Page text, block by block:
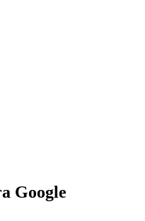
Google